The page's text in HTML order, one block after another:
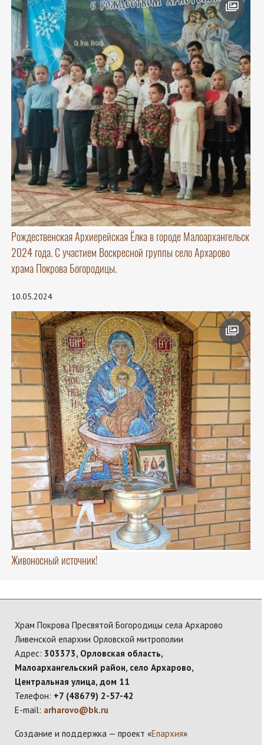
Рождественская Архиерейская Ёлка в городе Малоархангельск
2024 года. С участием Воскресной группы село Архарово
храма Покрова Богородицы.
10.05.2024
Живоносный источник!
Храм Покрова Пресвятой Богородицы села Архарово
Ливенской епархии Орловской митрополии
Адрес: 303373, Орловская область,
Малоархангельский район, село Архарово,
Центральная улица, дом 11
Телефон: +7 (48679) 2-57-42
E-mail: arharovo@bk.ru
Создание и поддержка — проект «Епархия»